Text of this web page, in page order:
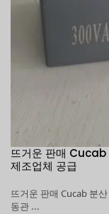
1KV ~ 5KV 100μF
커패시터 제조업체 공
1KV ~ 5KV 100μF ~
조업체 공급 동관 ...